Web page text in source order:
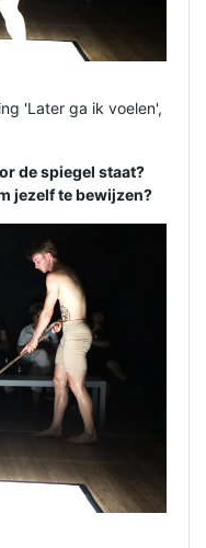
'Later ga ik voelen',
de spiegel staat?
jezelf te bewijzen?